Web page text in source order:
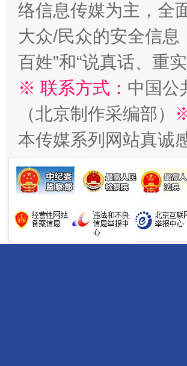
在谋一域中谋全局
习近平的博鳌关键词
络信息传媒为主，全
大众/民众的安全信息
百姓”和“说真话、重
※ 联系方式： 中国公
（北京制作采编部）
本传媒系列网站真诚